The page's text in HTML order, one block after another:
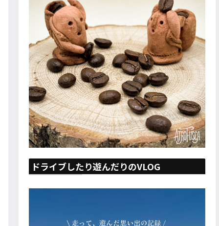
ドライブしたり遊んだりのVLOG